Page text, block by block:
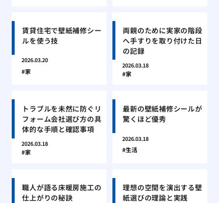
賃貸住宅で壁紙補修シー
ルを使う技
2026.03.20
家
両親のために実家の階段
へ手すりを取り付けた日
の記録
2026.03.18
家
トラブルを未然に防ぐリ
フォーム会社選び方の具
体的な手順と確認事項
2026.03.18
家
最新の壁紙補修シールが
驚くほど優秀
2026.03.18
生活
職人が語る床暖房施工の
仕上がりの秘訣
理想の空間を演出する壁
紙選びの理論と実践